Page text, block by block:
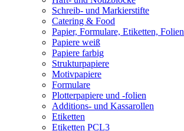
Schreib- und Markierstifte
Catering & Food
Papier, Formulare, Etiketten, Folien
Papiere weiß
Papiere farbig
Strukturpapiere
Motivpapiere
Formulare
Plotterpapiere und -folien
Additions- und Kassarollen
Etiketten
Etiketten PCL3